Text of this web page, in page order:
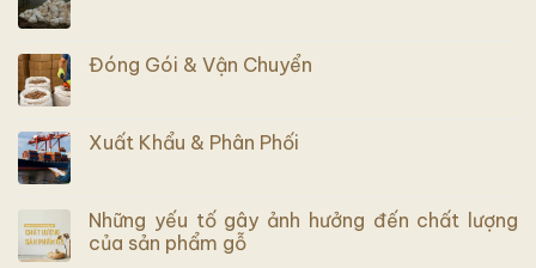
Đóng Gói & Vận Chuyển
Xuất Khẩu & Phân Phối
Những yếu tố gây ảnh hưởng đến chất lượng
của sản phẩm gỗ